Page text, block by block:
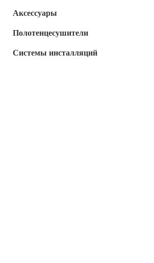
Аксессуары
Полотенцесушители
Системы инсталляций